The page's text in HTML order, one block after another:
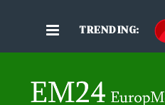
TRENDING: